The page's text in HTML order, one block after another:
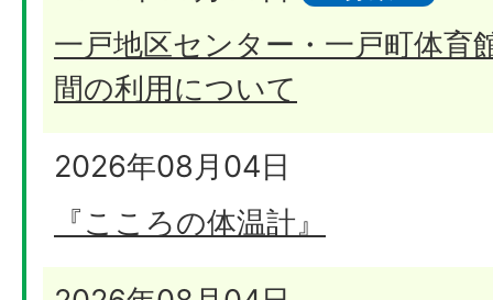
情
一戸地区センター・一戸町体育
間の利用について
2026年08月04日
『こころの体温計』